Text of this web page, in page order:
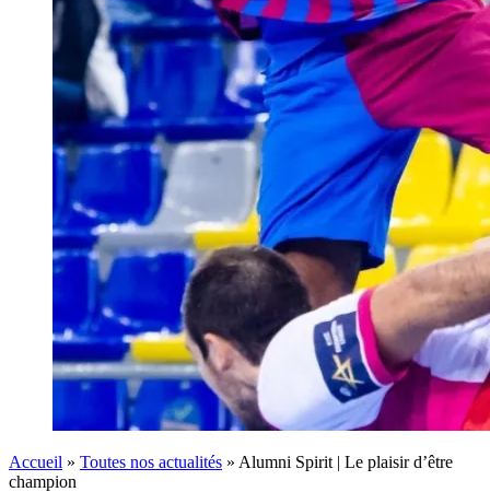
Accueil » Toutes nos actualités » Alumni Spirit | Le plaisir d’être
champion